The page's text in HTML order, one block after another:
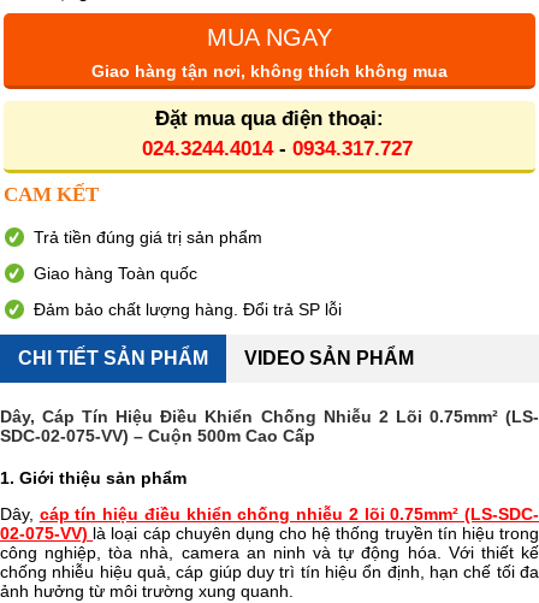
MUA NGAY
Giao hàng tận nơi, không thích không mua
Đặt mua qua điện thoại:
024.3244.4014- 0934.317.727
CAM KẾT
Trả tiền đúng giá trị sản phẩm
Giao hàng Toàn quốc
Đảm bảo chất lượng hàng. Đổi trả SP lỗi
CHI TIẾT SẢN PHẨM VIDEO SẢN PHẨM
Dây, Cáp Tín Hiệu Điều Khiển Chống Nhiễu 2 Lõi 0.75mm² (LS-
SDC-02-075-VV) – Cuộn 500m Cao Cấp
1. Giới thiệu sản phẩm
Dây, cáp tín hiệu điều khiển chống nhiễu 2 lõi 0.75mm² (LS-SDC-
02-075-VV) là loại cáp chuyên dụng cho hệ thống truyền tín hiệu trong
công nghiệp, tòa nhà, camera an ninh và tự động hóa. Với thiết kế
chống nhiễu hiệu quả, cáp giúp duy trì tín hiệu ổn định, hạn chế tối đa
ảnh hưởng từ môi trường xung quanh.